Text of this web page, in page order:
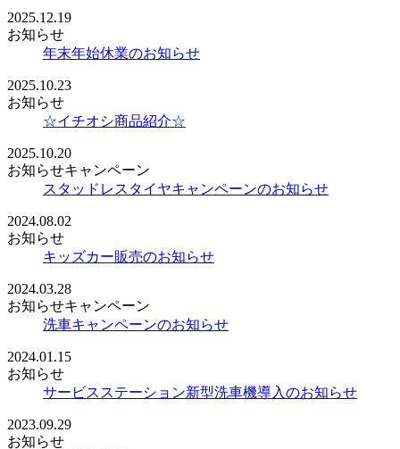
2025.12.19
お知らせ
年末年始休業のお知らせ
2025.10.23
お知らせ
☆イチオシ商品紹介☆
2025.10.20
お知らせキャンペーン
スタッドレスタイヤキャンペーンのお知らせ
2024.08.02
お知らせ
キッズカー販売のお知らせ
2024.03.28
お知らせキャンペーン
洗車キャンペーンのお知らせ
2024.01.15
お知らせ
サービスステーション新型洗車機導入のお知らせ
2023.09.29
お知らせ